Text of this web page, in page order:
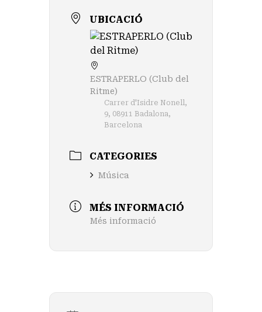
UBICACIÓ
ESTRAPERLO (Club del
Ritme)
Carrer d'Isidre Nonell,
9, 08911 Badalona,
Barcelona
CATEGORIES
Música
MÉS INFORMACIÓ
Més informació